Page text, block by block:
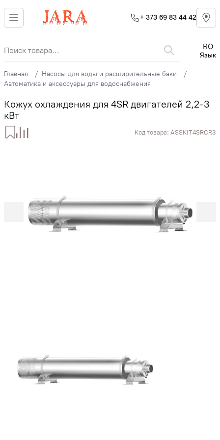
+ 373 69 83 44 42
RO
Язык
Главная
Насосы для воды и расширительные баки
Автоматика и аксессуары для водоснабжения
Кожуx охлаждения для 4SR двигателей 2,2-3
кВт
Код товара: ASSKIT4SRCR3